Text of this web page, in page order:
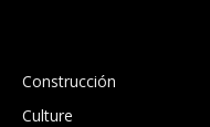
Construcción
Culture